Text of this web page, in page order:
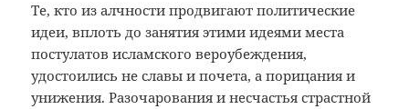
Те, кто из алчности продвигают политические
идеи, вплоть до занятия этими идеями места
постулатов исламского вероубеждения,
удостоились не славы и почета, а порицания и
унижения. Разочарования и несчастья страстной